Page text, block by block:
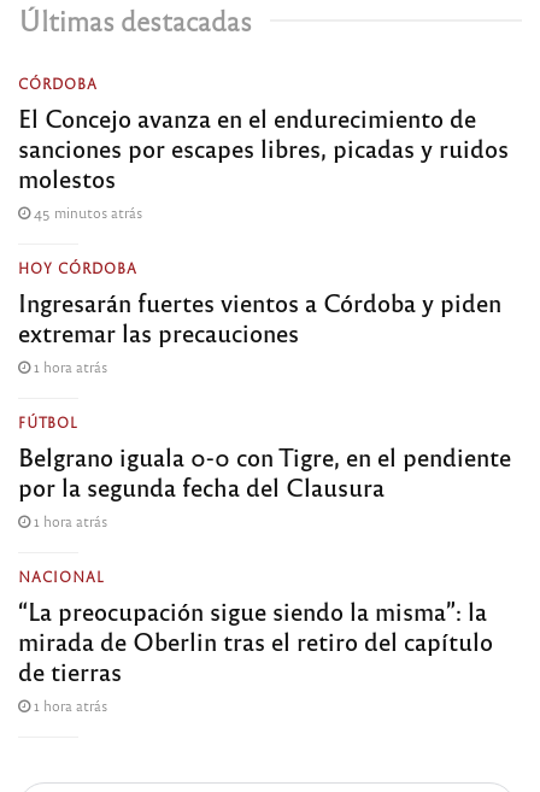
Últimas destacadas
CÓRDOBA
El Concejo avanza en el endurecimiento de
sanciones por escapes libres, picadas y ruidos
molestos
45 minutos atrás
HOY CÓRDOBA
Ingresarán fuertes vientos a Córdoba y piden
extremar las precauciones
1 hora atrás
FÚTBOL
Belgrano iguala 0-0 con Tigre, en el pendiente
por la segunda fecha del Clausura
1 hora atrás
NACIONAL
“La preocupación sigue siendo la misma”: la
mirada de Oberlin tras el retiro del capítulo
de tierras
1 hora atrás